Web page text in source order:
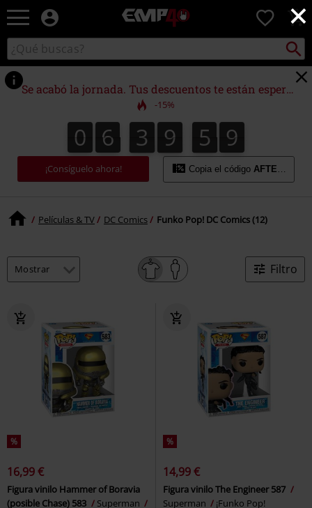
×
EMP
Música,
TV
&
Gaming
Merch
-
Ropa
Alternativa
0
Buscar
en
el
catálogo
Buscar
Se acabó la jornada. Tus descuentos te están esperando.
-15%
0
0 6
6 3
4
3 9
0
9 5
0
5 8
9
8
0
9
¡Consíguelo ahora! Copia el código AFTERWORK
Películas & TV DC Comics Funko Pop! DC Comics (12)
Filtro
%
16,99 €
Figura vinilo Hammer of Boravia
(posible Chase) 583
Superman
%
14,99 €
Figura vinilo The Engineer 587
Superman
¡Funko Pop!